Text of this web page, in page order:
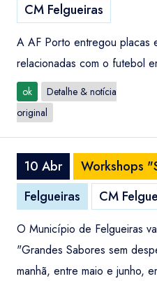
CM Felgueiras
A AF Porto entregou placas
relacionadas com o futebol
ok
Detalhe & notícia
original
10 Abr
Workshops
Felgueiras
CM
O Município de Felgueiras
"Grandes Sabores sem
manhã, entre maio e junho,